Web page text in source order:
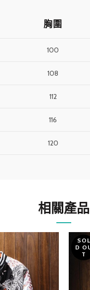
胸圍
100
108
112
116
120
相關產品
SOL
D
T